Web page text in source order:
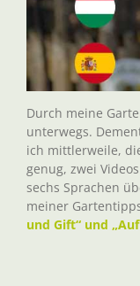
Durch meine
unterwegs.
ich mittlerweile,
genug, zwei
sechs Sprachen
meiner
und Gift“ und